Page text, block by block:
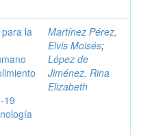
la
19
Martínez Pérez,
Elvis Moisés;
López de
Jiménez, Rina
Elizabeth